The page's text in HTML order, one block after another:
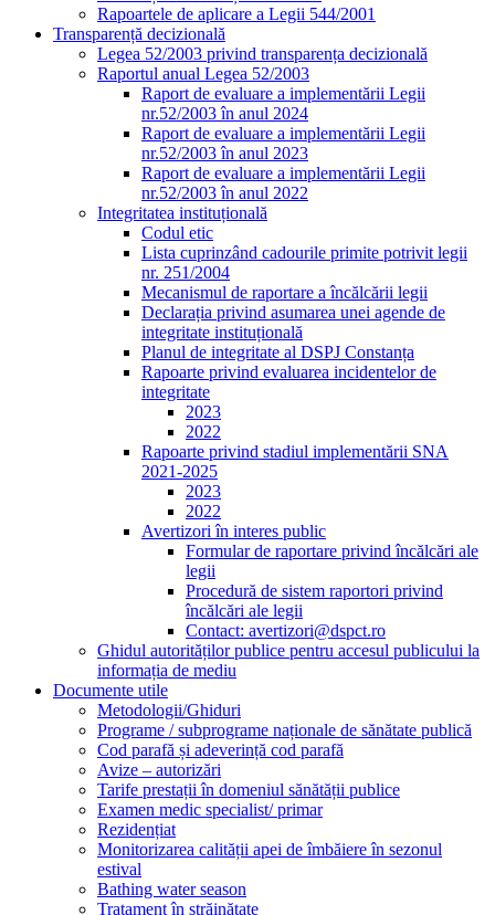
Rapoartele de aplicare a Legii 544/2001
Transparență decizională
Legea 52/2003 privind transparența decizională
Raportul anual Legea 52/2003
Raport de evaluare a implementării Legii
nr.52/2003 în anul 2024
Raport de evaluare a implementării Legii
nr.52/2003 în anul 2023
Raport de evaluare a implementării Legii
nr.52/2003 în anul 2022
Integritatea instituțională
Codul etic
Lista cuprinzând cadourile primite potrivit legii
nr. 251/2004
Mecanismul de raportare a încălcării legii
Declarația privind asumarea unei agende de
integritate instituțională
Planul de integritate al DSPJ Constanța
Rapoarte privind evaluarea incidentelor de
integritate
2023
2022
Rapoarte privind stadiul implementării SNA
2021-2025
2023
2022
Avertizori în interes public
Formular de raportare privind încălcări ale
legii
Procedură de sistem raportori privind
încălcări ale legii
Contact: avertizori@dspct.ro
Ghidul autorităților publice pentru accesul publicului la
informația de mediu
Documente utile
Metodologii/Ghiduri
Programe / subprograme naționale de sănătate publică
Cod parafă și adeverință cod parafă
Avize – autorizări
Tarife prestații în domeniul sănătății publice
Examen medic specialist/ primar
Rezidențiat
Monitorizarea calității apei de îmbăiere în sezonul
estival
Bathing water season
Tratament în străinătate